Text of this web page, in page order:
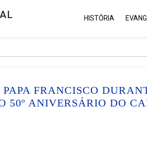
HISTÓRIA
FRANCISCO
50º ANIVERSÁRIO DO